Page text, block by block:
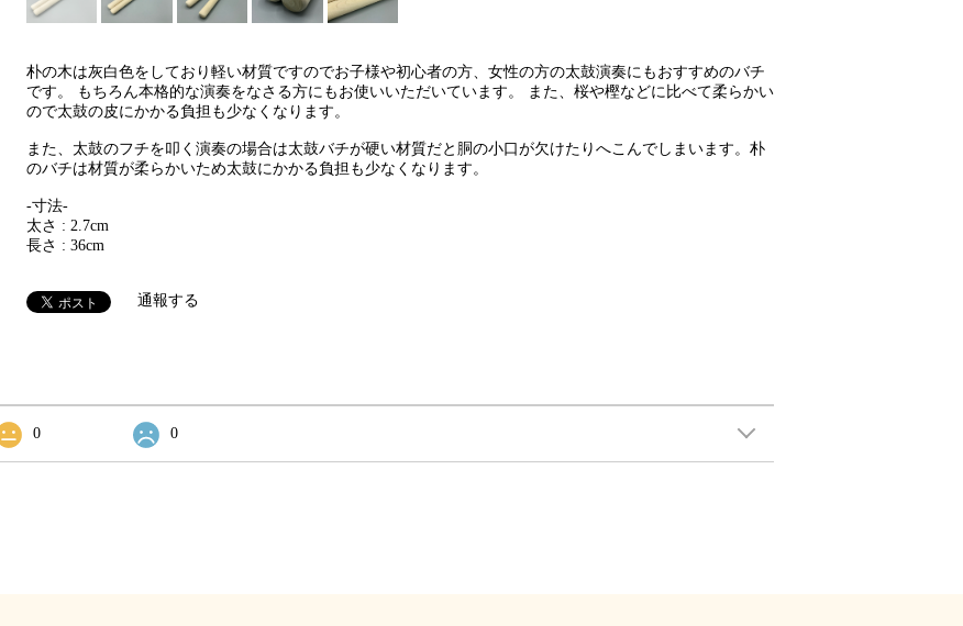
朴の木は灰白色をしており軽い材質ですのでお子様や初心者の方、女性の方の太鼓演奏にもおすすめのバチ
です。 もちろん本格的な演奏をなさる方にもお使いいただいています。 また、桜や樫などに比べて柔らかい
ので太鼓の皮にかかる負担も少なくなります。
また、太鼓のフチを叩く演奏の場合は太鼓バチが硬い材質だと胴の小口が欠けたりへこんでしまいます。朴
のバチは材質が柔らかいため太鼓にかかる負担も少なくなります。
-寸法-
太さ : 2.7cm
長さ : 36cm
通報する
0 0